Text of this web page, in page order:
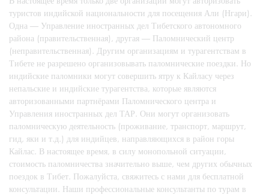
туристов индийской национальности для посещения Али (Нгари).
Одна — Управление иностранных дел Тибетского автономного
района (правительственная), другая — Паломнический центр
(неправительственная). Другим организациям и турагентствам в
Тибете не разрешено организовывать паломнические поездки. Но
индийские паломники могут совершить ятру к Кайласу через
непальские и индийские турагентства, которые являются
авторизованными партнёрами Паломнического центра и
Управления иностранных дел ТАР. Они могут организовать
паломническую деятельность (проживание, транспорт, маршрут,
гид, яки и т.д.) для индийцев, направляющихся в район горы
Кайлас. В настоящее время, в силу монопольной ситуации,
стоимость паломничества значительно выше, чем других обычных
поездок в Тибет. Пожалуйста, свяжитесь с нами для бесплатной
консультации. Наши профессиональные консультанты по турам в